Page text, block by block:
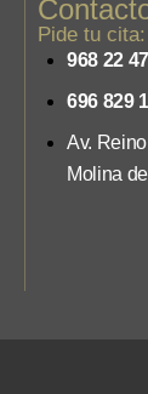
Pide tu cita:
968 22
696 829
Av.
Molina